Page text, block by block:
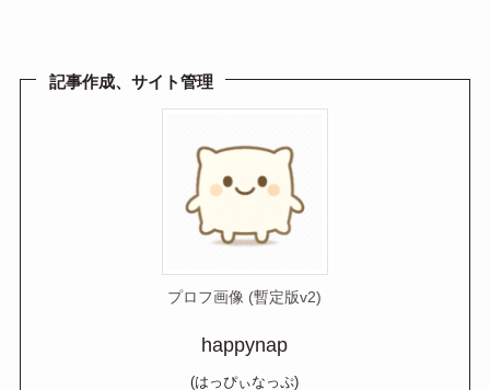
a
記事作成、サイト管理
プロフ画像 (暫定版v2)
happynap
(はっぴぃなっぷ)